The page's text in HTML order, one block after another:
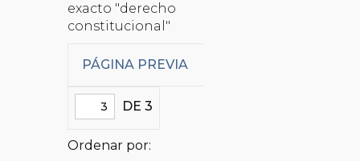
exacto "derecho
constitucional"
PÁGINA PREVIA
DE 3
Ordenar por: